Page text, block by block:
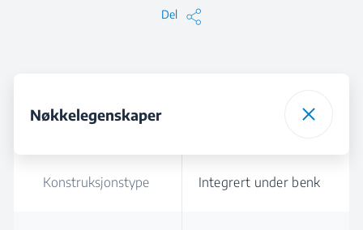
Del
Nøkkelegenskaper
Konstruksjonstype Integrert under benk